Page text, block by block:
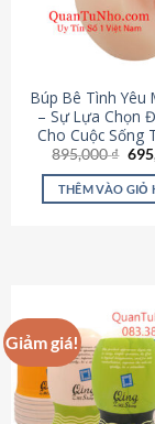
chọn
thể
chọn
trên
sản
Búp Bê Tình Yêu
– Sự Lựa Chọn
Cho Cuộc Sống
895,000₫ Giá
là:
THÊM VÀO GIỎ
Giảm giá!